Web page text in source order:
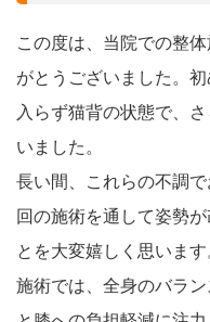
この度は、当院での整
がとうございました。
入らず猫背の状態で、
いました。
長い間、これらの不調
回の施術を通して姿勢
とを大変嬉しく思います
施術では、全身のバラ